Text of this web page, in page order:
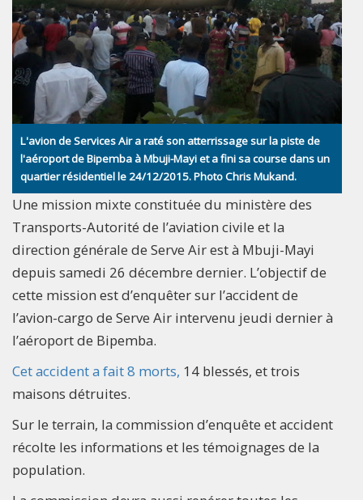
L'avion de Services Air a raté son atterrissage sur la piste de
l'aéroport de Bipemba à Mbuji-Mayi et a fini sa course dans un
quartier résidentiel le 24/12/2015. Photo Chris Mukand.
Une mission mixte constituée du ministère des
Transports-Autorité de l’aviation civile et la
direction générale de Serve Air est à Mbuji-Mayi
depuis samedi 26 décembre dernier. L’objectif de
cette mission est d’enquêter sur l’accident de
l’avion-cargo de Serve Air intervenu jeudi dernier à
l’aéroport de Bipemba.
Cet accident a fait 8 morts, 14 blessés, et trois
maisons détruites.
Sur le terrain, la commission d’enquête et accident
récolte les informations et les témoignages de la
population.